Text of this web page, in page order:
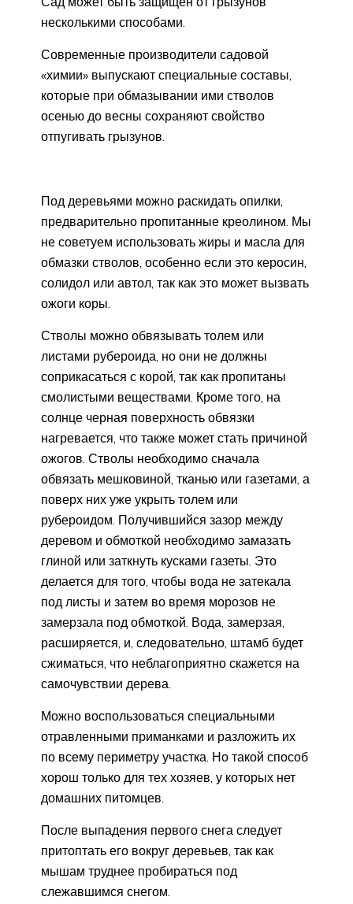
несколькими способами.
Современные производители садовой
«химии» выпускают специальные составы,
которые при обмазывании ими стволов
осенью до весны сохраняют свойство
отпугивать грызунов.
Под деревьями можно раскидать опилки,
предварительно пропитанные креолином. Мы
не советуем использовать жиры и масла для
обмазки стволов, особенно если это керосин,
солидол или автол, так как это может вызвать
ожоги коры.
Стволы можно обвязывать толем или
листами рубероида, но они не должны
соприкасаться с корой, так как пропитаны
смолистыми веществами. Кроме того, на
солнце черная поверхность обвязки
нагревается, что также может стать причиной
ожогов. Стволы необходимо сначала
обвязать мешковиной, тканью или газетами, а
поверх них уже укрыть толем или
рубероидом. Получившийся зазор между
деревом и обмоткой необходимо замазать
глиной или заткнуть кусками газеты. Это
делается для того, чтобы вода не затекала
под листы и затем во время морозов не
замерзала под обмоткой. Вода, замерзая,
расширяется, и, следовательно, штамб будет
сжиматься, что неблагоприятно скажется на
самочувствии дерева.
Можно воспользоваться специальными
отравленными приманками и разложить их
по всему периметру участка. Но такой способ
хорош только для тех хозяев, у которых нет
домашних питомцев.
После выпадения первого снега следует
притоптать его вокруг деревьев, так как
мышам труднее пробираться под
слежавшимся снегом.